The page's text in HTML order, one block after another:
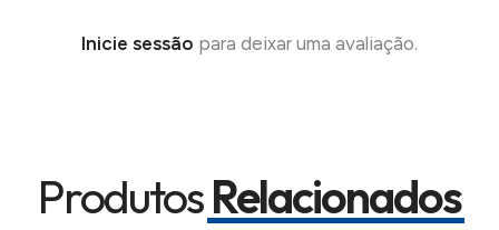
Inicie sessão para deixar uma avaliação.
ProdutosRelacionados